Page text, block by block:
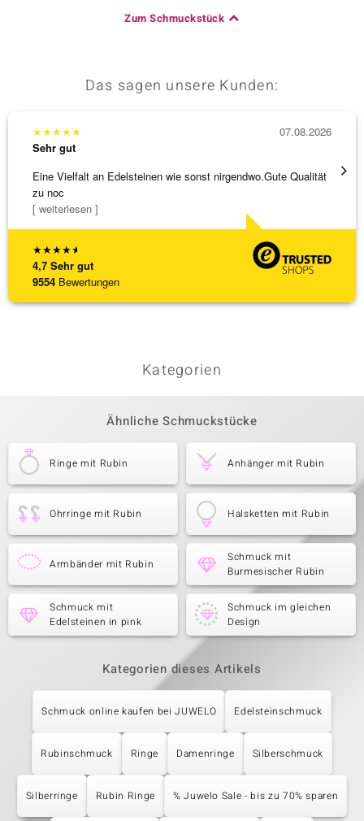
Zum Schmuckstück
Das sagen unsere Kunden:
★★★★★
4,7 Sehr gut
9554 Bewertungen
★★★★★
Sehr gut
Eine Vielfalt an Edelsteinen wie sonst nirgendwo.Gute Qualität
zu noc
[ weiterlesen ]
07.08.2026
Die
Kategorien
Ähnliche Schmuckstücke
Ringe mit Rubin Anhänger mit Rubin
Ohrringe mit Rubin Halsketten mit Rubin
Armbänder mit Rubin
Schmuck mit
Burmesischer Rubin
Schmuck mit
Edelsteinen in pink
Schmuck im gleichen
Design
Kategorien dieses Artikels
Schmuck online kaufen bei JUWELO Edelsteinschmuck
Rubinschmuck Ringe Damenringe Silberschmuck
Silberringe Rubin Ringe % Juwelo Sale - bis zu 70% sparen